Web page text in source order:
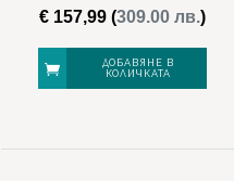
€ 157,99 (309.00 лв.)
ДОБАВЯНЕ В
КОЛИЧКАТА